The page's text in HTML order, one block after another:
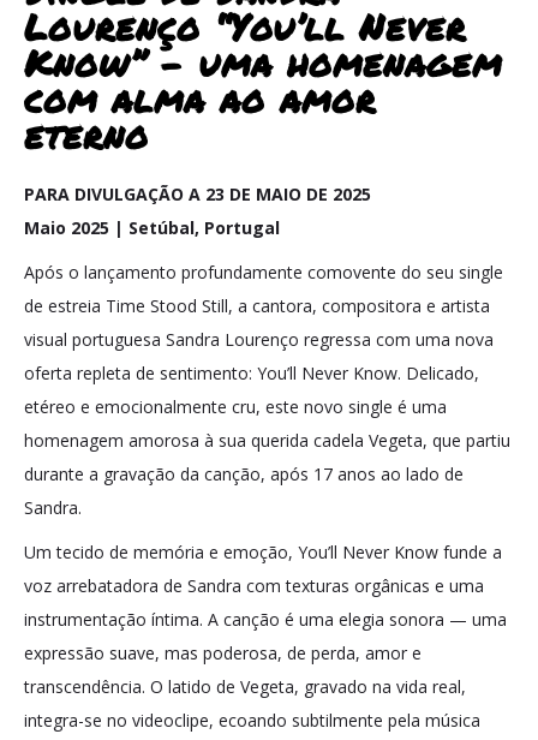
Lourenço “You’ll Never
Know” – uma homenagem
com alma ao amor
eterno
PARA DIVULGAÇÃO A 23 DE MAIO DE 2025
Maio 2025 | Setúbal, Portugal
Após o lançamento profundamente comovente do seu single
de estreia Time Stood Still, a cantora, compositora e artista
visual portuguesa Sandra Lourenço regressa com uma nova
oferta repleta de sentimento: You’ll Never Know. Delicado,
etéreo e emocionalmente cru, este novo single é uma
homenagem amorosa à sua querida cadela Vegeta, que partiu
durante a gravação da canção, após 17 anos ao lado de
Sandra.
Um tecido de memória e emoção, You’ll Never Know funde a
voz arrebatadora de Sandra com texturas orgânicas e uma
instrumentação íntima. A canção é uma elegia sonora — uma
expressão suave, mas poderosa, de perda, amor e
transcendência. O latido de Vegeta, gravado na vida real,
integra-se no videoclipe, ecoando subtilmente pela música